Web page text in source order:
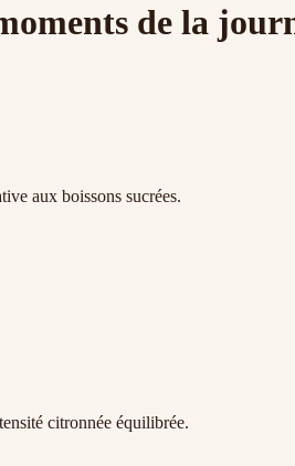
de la
aux boissons sucrées.
citronnée équilibrée.